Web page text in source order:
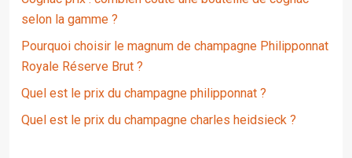
selon la gamme ?
Pourquoi choisir le magnum de champagne Philipponnat
Royale Réserve Brut ?
Quel est le prix du champagne philipponnat ?
Quel est le prix du champagne charles heidsieck ?